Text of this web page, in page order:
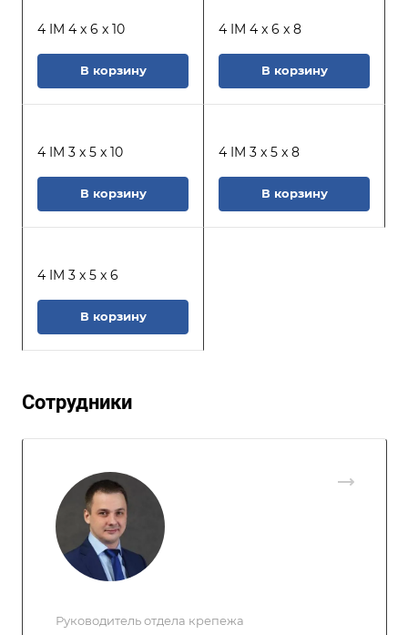
4 IM 4 x 6 x 10
В корзину
4 IM 4 x 6 x 8
В корзину
4 IM 3 x 5 x 10
В корзину
4 IM 3 x 5 x 8
В корзину
4 IM 3 x 5 x 6
В корзину
Сотрудники
Руководитель отдела крепежа